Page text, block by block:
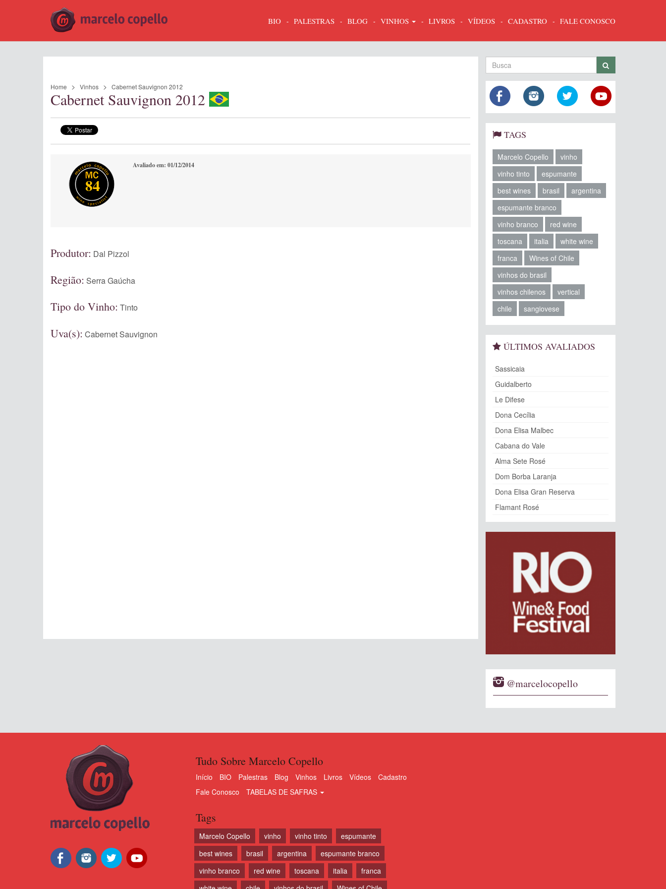
BIO PALESTRAS BLOG VINHOS LIVROS VÍDEOS CADASTRO FALE CONOSCO
Home Vinhos Cabernet Sauvignon 2012
Cabernet Sauvignon 2012
84
Avaliado em: 01/12/2014
Produtor: Dal Pizzol
Região: Serra Gaúcha
Tipo do Vinho: Tinto
Uva(s): Cabernet Sauvignon
TAGS
Marcelo Copello
vinho
vinho tinto
espumante
best wines
brasil
argentina
espumante branco
vinho branco
red wine
toscana
italia
white wine
franca
Wines of Chile
vinhos do brasil
vinhos chilenos
vertical
chile
sangiovese
ÚLTIMOS AVALIADOS
Sassicaia
Guidalberto
Le Difese
Dona Cecília
Dona Elisa Malbec
Cabana do Vale
Alma Sete Rosé
Dom Borba Laranja
Dona Elisa Gran Reserva
Flamant Rosé
@marcelocopello
Tudo Sobre Marcelo Copello
Início BIO Palestras Blog Vinhos Livros Vídeos
Cadastro
Fale Conosco
TABELAS DE SAFRAS
Tags
Marcelo Copello vinho vinho tinto
espumante
best wines
brasil argentina
espumante branco
vinho branco
red wine toscana italia
franca